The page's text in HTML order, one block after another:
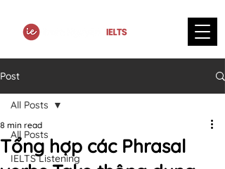
Post
All Posts
IELTS Listening
All Posts
Tổng hợp các Phrasal
8 min read